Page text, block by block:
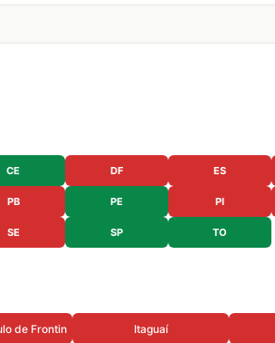
CE DF ES
PB PE PI
SE SP TO
de Frontin Itaguaí